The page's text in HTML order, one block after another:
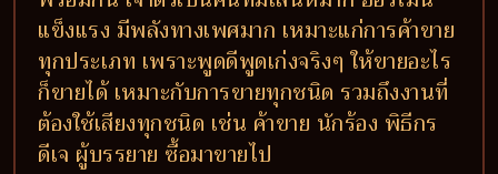
แข็งแรง มีพลังทางเพศมาก เหมาะแก่การค้าขาย
ทุกประเภท เพราะพูดดีพูดเก่งจริงๆ ให้ขายอะไร
ก็ขายได้ เหมาะกับการขายทุกชนิด รวมถึงงานที่
ต้องใช้เสียงทุกชนิด เช่น ค้าขาย นักร้อง พิธีกร
ดีเจ ผู้บรรยาย ซื้อมาขายไป